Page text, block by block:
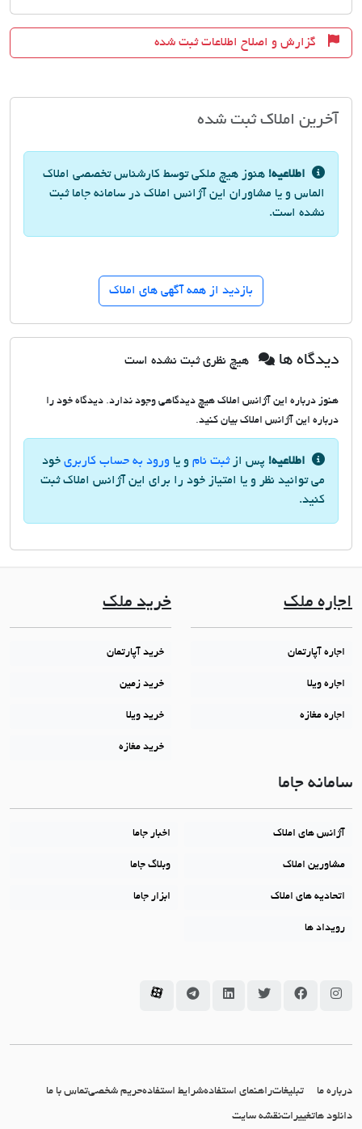
گزارش و اصلاح اطلاعات ثبت شده
آخرین املاک ثبت شده
اطلاعیه! هنوز هیچ ملکی توسط کارشناس تخصصی املاک
الماس و یا مشاوران این آژانس املاک در سامانه جاما ثبت
نشده است.
بازدید از همه آگهی های املاک
دیدگاه ها هیچ نظری ثبت نشده است
هنوز درباره این آژانس املاک هیچ دیدگاهی وجود ندارد. دیدگاه خود را
درباره این آژانس املاک بیان کنید.
اطلاعیه! پس ازثبت نام و یا ورود به حساب کاربری خود
می توانید نظر و یا امتیاز خود را برای این آژانس املاک ثبت
کنید.
اجاره ملک
اجاره آپارتمان
اجاره ویلا
اجاره مغازه
خرید ملک
خرید آپارتمان
خرید زمین
خرید ویلا
خرید مغازه
سامانه جاما
آژانس های املاک اخبار جاما
مشاورین املاک وبلاگ جاما
اتحادیه های املاک ابزار جاما
رویداد ها
سامانه جاما در اینستاگرام
سامانه جاما در فیسبوک
سامانه جاما در توئیتر
سامانه جاما در لینکداین
سامانه جاما در تلگرام
سامانه جاما در آپارات
درباره ما تبلیغاتراهنمای استفادهشرایط استفادهحریم شخصیتماس با ما
دانلود هاتغییراتنقشه سایت